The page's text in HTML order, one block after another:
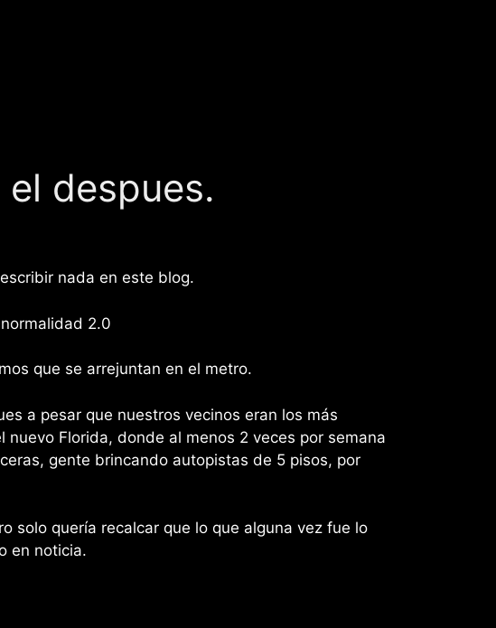
despues.
nada en este blog.
2.0
que se arrejuntan en el metro.
a pesar que nuestros vecinos eran los más
Florida, donde al menos 2 veces por semana
gente brincando autopistas de 5 pisos, por
solo quería recalcar que lo que alguna vez fue lo
en noticia.